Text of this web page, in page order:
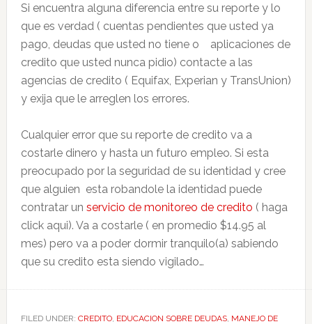
Si encuentra alguna diferencia entre su reporte y lo
que es verdad ( cuentas pendientes que usted ya
pago, deudas que usted no tiene o aplicaciones de
credito que usted nunca pidio) contacte a las
agencias de credito ( Equifax, Experian y TransUnion)
y exija que le arreglen los errores.
Cualquier error que su reporte de credito va a
costarle dinero y hasta un futuro empleo. Si esta
preocupado por la seguridad de su identidad y cree
que alguien esta robandole la identidad puede
contratar un servicio de monitoreo de credito ( haga
click aqui). Va a costarle ( en promedio $14.95 al
mes) pero va a poder dormir tranquilo(a) sabiendo
que su credito esta siendo vigilado…
FILED UNDER: CREDITO, EDUCACION SOBRE DEUDAS, MANEJO DE